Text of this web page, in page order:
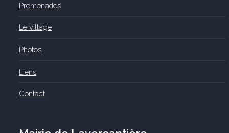
Promenades
Le village
Photos
Liens
Contact